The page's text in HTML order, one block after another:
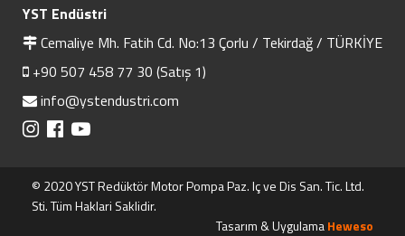
YST Endüstri
Cemaliye Mh. Fatih Cd. No:13 Çorlu / Tekirdağ / TÜRKİYE
+90 507 458 77 30 (Satış 1)
info@ystendustri.com
© 2020 YST Redüktör Motor Pompa Paz. Iç ve Dis San. Tic. Ltd.
Sti. Tüm Haklari Saklidir.
Tasarım & UygulamaHeweso